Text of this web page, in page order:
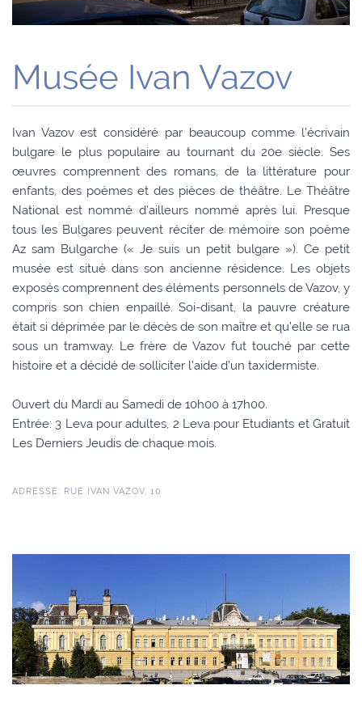
Musée Ivan Vazov
Ivan Vazov est considéré par beaucoup comme l’écrivain
bulgare le plus populaire au tournant du 20e siècle. Ses
œuvres comprennent des romans, de la littérature pour
enfants, des poèmes et des pièces de théâtre. Le Théâtre
National est nommé d’ailleurs nommé après lui. Presque
tous les Bulgares peuvent réciter de mémoire son poème
Az sam Bulgarche (« Je suis un petit bulgare »). Ce petit
musée est situé dans son ancienne résidence. Les objets
exposés comprennent des éléments personnels de Vazov, y
compris son chien enpaillé. Soi-disant, la pauvre créature
était si déprimée par le décès de son maître et qu’elle se rua
sous un tramway. Le frère de Vazov fut touché par cette
histoire et a décidé de solliciter l’aide d’un taxidermiste.
Ouvert du Mardi au Samedi de 10h00 à 17h00.
Entrée: 3 Leva pour adultes, 2 Leva pour Etudiants et Gratuit
Les Derniers Jeudis de chaque mois.
ADRESSE: RUE IVAN VAZOV, 10